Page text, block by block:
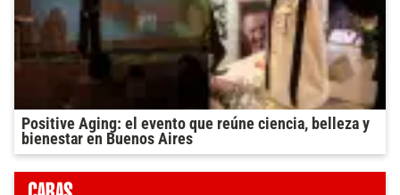
Positive Aging: el evento que reúne ciencia, belleza y
bienestar en Buenos Aires